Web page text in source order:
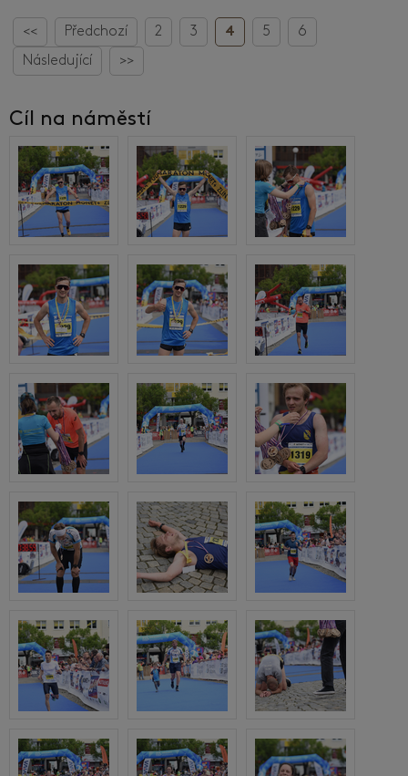
<< Předchozí 2 3 4 5
6
Následující
>>
Cíl na náměstí